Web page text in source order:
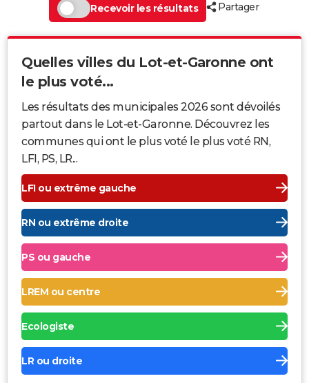
Recevoir les résultats
Partager
Quelles villes du Lot-et-Garonne ont
le plus voté...
Les résultats des municipales 2026 sont dévoilés
partout dans le Lot-et-Garonne. Découvrez les
communes qui ont le plus voté le plus voté RN,
LFI, PS, LR...
LFI ou extrême gauche
RN ou extrême droite
PS ou gauche
LREM ou centre
Ecologiste
LR ou droite